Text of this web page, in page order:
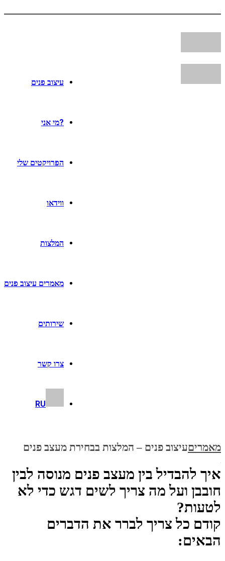
עיצוב פנים
?מי אני
הפרויקטים שלי
ווידאו
המלצות
מאמרים עיצוב פנים
שירותים
צרו קשר
RU
מאמריםעיצוב פנים – המלצות בבחירת מעצב פנים
איך להבדיל בין מעצב פנים מנוסה לבין
חובבן ועל מה צריך לשים דגש כדי לא
לטעות?
קודם כל צריך לברר את הדברים
הבאים: